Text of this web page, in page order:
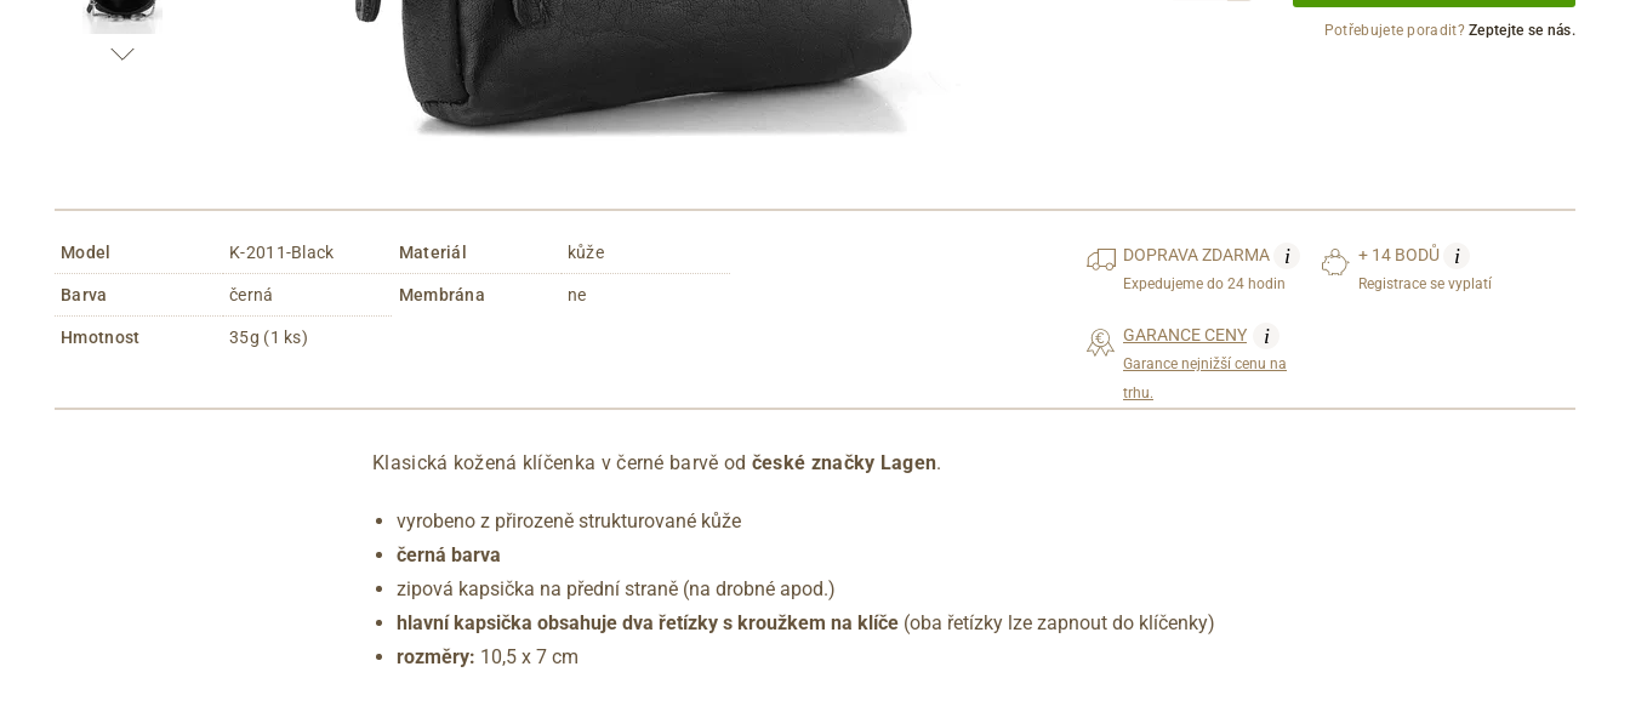
Potřebujete poradit?Zeptejte se nás.
Model K-2011-Black
Barva černá
Hmotnost 35g (1 ks)
Materiál kůže
Membrána ne
DOPRAVAZDARMA i
Expedujeme do 24 hodin
+ 14 BODŮ i
Registrace se vyplatí
GARANCE CENY i
Garance nejnižší cenu na
trhu.
Klasická kožená klíčenka v černé barvě od české značky Lagen.
vyrobeno z přirozeně strukturované kůže
černá barva
zipová kapsička na přední straně (na drobné apod.)
hlavní kapsička obsahuje dva řetízky s kroužkem na klíče (oba řetízky lze zapnout do klíčenky)
rozměry: 10,5 x 7 cm